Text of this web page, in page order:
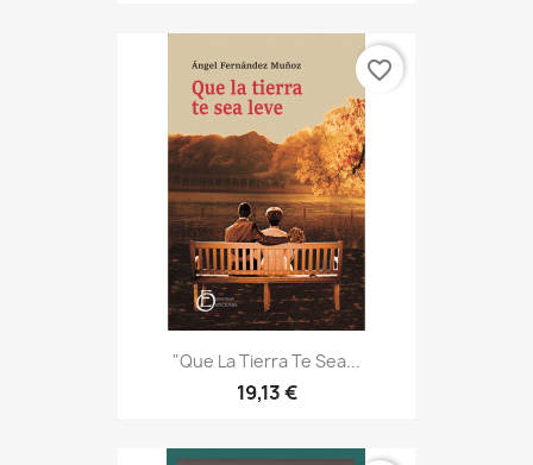
"Que La Tierra Te Sea...
19,13 €
favorite_border